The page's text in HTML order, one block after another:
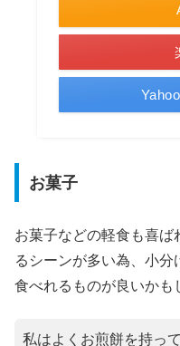
お菓子
お菓子などの軽食も喜
るシーンが多い為、小
食べれるものが良いかも
私はよくお煎餅を持っ